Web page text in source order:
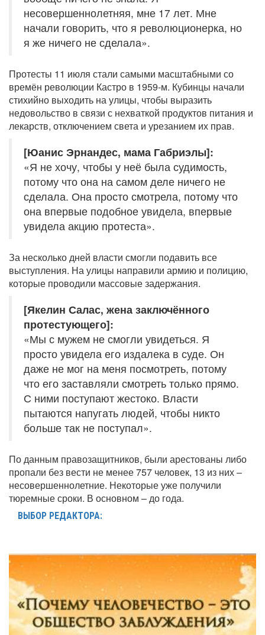
несовершеннолетняя, мне 17 лет. Мне
начали говорить, что я революционерка, но
я же ничего не сделала».
Протесты 11 июля стали самыми масштабными со
времён революции Кастро в 1959-м. Кубинцы начали
стихийно выходить на улицы, чтобы выразить
недовольство в связи с нехваткой продуктов питания и
лекарств, отключением света и урезанием их прав.
[Юанис Эрнандес, мама Габриэлы]:
«Я не хочу, чтобы у неё была судимость,
потому что она на самом деле ничего не
сделала. Она просто смотрела, потому что
она впервые подобное увидела, впервые
увидела акцию протеста».
За несколько дней власти смогли подавить все
выступления. На улицы направили армию и полицию,
которые проводили массовые задержания.
[Якелин Салас, жена заключённого
протестующего]:
«Мы с мужем не смогли увидеться. Я
просто увидела его издалека в суде. Он
даже не мог на меня посмотреть, потому
что его заставляли смотреть только прямо.
С ними поступают жестоко. Власти
пытаются напугать людей, чтобы никто
больше так не поступал».
По данным правозащитников, были арестованы либо
пропали без вести не менее 757 человек, 13 из них –
несовершеннолетние. Некоторые уже получили
тюремные сроки. В основном – до года.
ВЫБОР РЕДАКТОРА: